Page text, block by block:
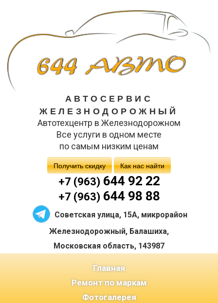
АВТОСЕРВИС
ЖЕЛЕЗНОДОРОЖНЫЙ
Автотехцентр в Железнодорожном
Все услуги в одном месте
по самым низким ценам
Получить скидку Как нас найти
+7 (963)644 92 22
+7 (963)644 98 88
Советская улица, 15А, микрорайон
Железнодорожный, Балашиха,
Московская область, 143987
Главная(current)
Ремонт по маркам
Фотогалерея